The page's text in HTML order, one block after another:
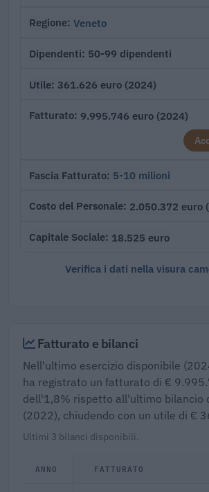
Regione Veneto
Dipendenti 50-99 dipendenti
Utile 361.626 euro (2024)
Fatturato 9.995.746 euro (2024)
Fascia Fatturato 5-10 milioni
Costo del Personale 2.050.372 euro
Capitale Sociale 18.525 euro
Verifica i dati nella visura
Fatturato e bilanci
Nell'ultimo esercizio disponibile
ha registrato un fatturato di €
dell'1,8% rispetto all'ultimo bilancio
(2022), chiudendo con un utile di €
Ultimi 3 bilanci disponibili.
ANNO FATTURATO